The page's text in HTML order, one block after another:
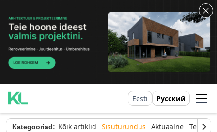
Eesti Русский
Kategooriad: Kõik artiklid Sisuturundus Aktuaalne